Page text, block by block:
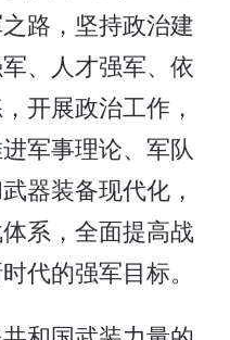
路，坚持政治建
、人才强军、依
开展政治工作，
军事理论、军队
器装备现代化，
系，全面提高战
代的强军目标。